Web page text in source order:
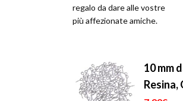
regalo da dare alle vostre
più affezionate amiche.
10 mm
Resina,